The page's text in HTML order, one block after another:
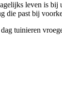
leven is
die past bij
tuinieren